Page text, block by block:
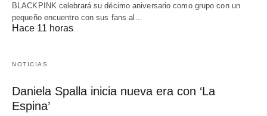
BLACKPINK celebrará su décimo aniversario como grupo con un
pequeño encuentro con sus fans al…
Hace 11 horas
NOTICIAS
Daniela Spalla inicia nueva era con ‘La
Espina’